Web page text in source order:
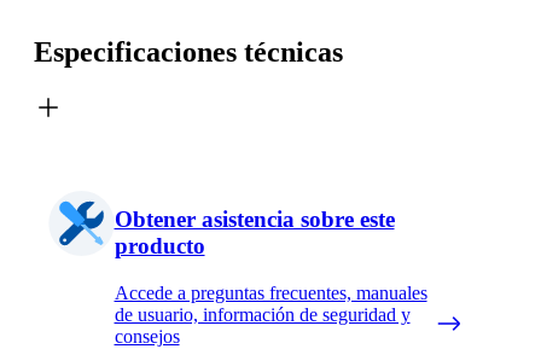
Especificaciones técnicas
Obtener asistencia sobre este
producto
Accede a preguntas frecuentes, manuales
de usuario, información de seguridad y
consejos